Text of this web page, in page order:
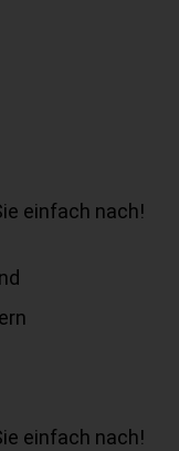
einfach nach!
einfach nach!